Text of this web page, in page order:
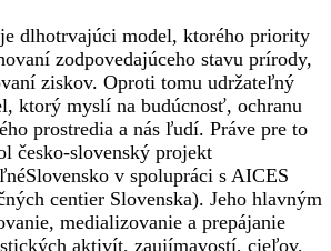
dlhotrvajúci model, ktorého priority
zodpovedajúceho stavu prírody,
ziskov. Oproti tomu udržateľný
ktorý myslí na budúcnosť, ochranu
prostredia a nás ľudí. Práve pre to
česko-slovenský projekt
v spolupráci s AICES
centier Slovenska). Jeho hlavným
medializovanie a prepájanie
aktivít, zaujímavostí, cieľov,